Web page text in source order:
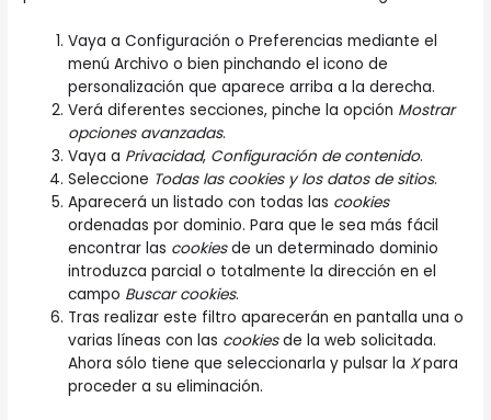
Vaya a Configuración o Preferencias mediante el
menú Archivo o bien pinchando el icono de
personalización que aparece arriba a la derecha.
Verá diferentes secciones, pinche la opción Mostrar
opciones avanzadas.
Vaya a Privacidad, Configuración de contenido.
Seleccione Todas las cookiesy los datos de sitios.
Aparecerá un listado con todas las cookies
ordenadas por dominio. Para que le sea más fácil
encontrar las cookiesde un determinado dominio
introduzca parcial o totalmente la dirección en el
campo Buscar cookies.
Tras realizar este filtro aparecerán en pantalla una o
varias líneas con las cookiesde la web solicitada.
Ahora sólo tiene que seleccionarla y pulsar la Xpara
proceder a su eliminación.